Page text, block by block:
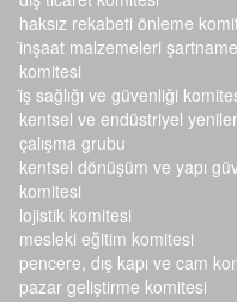
haksız rekabeti önleme
i̇nşaat malzemeleri şartname k
omitesi
i̇ş sağlığı ve güvenliği
kentsel ve endüstriyel
çalışma grubu
kentsel dönüşüm ve yapı
komitesi
lojistik komitesi
mesleki eğitim komitesi
pencere, dış kapı ve cam
pazar geliştirme komitesi